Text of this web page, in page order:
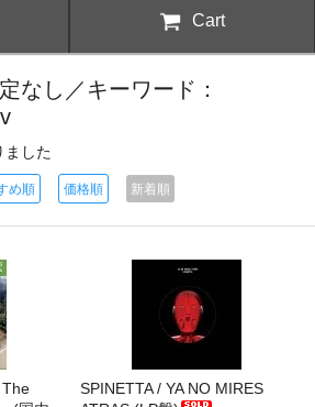
Cart
なし／キーワード：
ました
め順 価格順 新着順
SPINETTA / YA NO MIRES